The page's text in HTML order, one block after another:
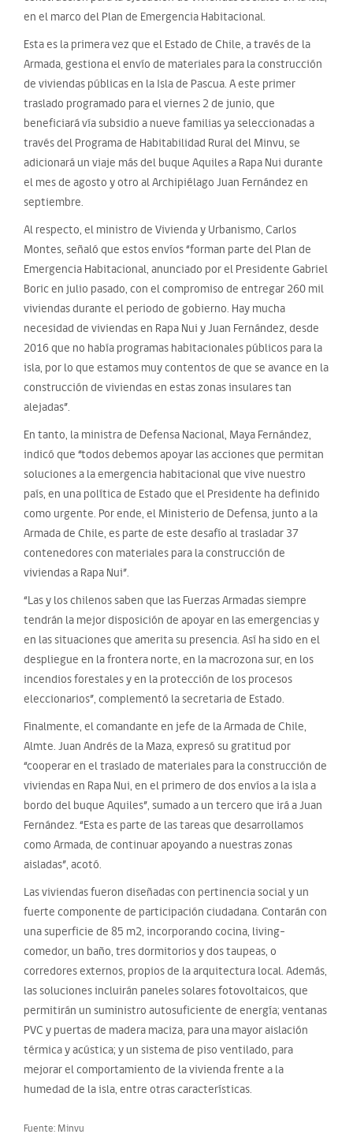
en el marco del Plan de Emergencia Habitacional.
Esta es la primera vez que el Estado de Chile, a través de la
Armada, gestiona el envío de materiales para la construcción
de viviendas públicas en la Isla de Pascua. A este primer
traslado programado para el viernes 2 de junio, que
beneficiará vía subsidio a nueve familias ya seleccionadas a
través del Programa de Habitabilidad Rural del Minvu, se
adicionará un viaje más del buque Aquiles a Rapa Nui durante
el mes de agosto y otro al Archipiélago Juan Fernández en
septiembre.
Al respecto, el ministro de Vivienda y Urbanismo, Carlos
Montes, señaló que estos envíos “forman parte del Plan de
Emergencia Habitacional, anunciado por el Presidente Gabriel
Boric en julio pasado, con el compromiso de entregar 260 mil
viviendas durante el periodo de gobierno. Hay mucha
necesidad de viviendas en Rapa Nui y Juan Fernández, desde
2016 que no había programas habitacionales públicos para la
isla, por lo que estamos muy contentos de que se avance en la
construcción de viviendas en estas zonas insulares tan
alejadas”.
En tanto, la ministra de Defensa Nacional, Maya Fernández,
indicó que “todos debemos apoyar las acciones que permitan
soluciones a la emergencia habitacional que vive nuestro
país, en una política de Estado que el Presidente ha definido
como urgente. Por ende, el Ministerio de Defensa, junto a la
Armada de Chile, es parte de este desafío al trasladar 37
contenedores con materiales para la construcción de
viviendas a Rapa Nui”.
“Las y los chilenos saben que las Fuerzas Armadas siempre
tendrán la mejor disposición de apoyar en las emergencias y
en las situaciones que amerita su presencia. Así ha sido en el
despliegue en la frontera norte, en la macrozona sur, en los
incendios forestales y en la protección de los procesos
eleccionarios”, complementó la secretaria de Estado.
Finalmente, el comandante en jefe de la Armada de Chile,
Almte. Juan Andrés de la Maza, expresó su gratitud por
“cooperar en el traslado de materiales para la construcción de
viviendas en Rapa Nui, en el primero de dos envíos a la isla a
bordo del buque Aquiles”, sumado a un tercero que irá a Juan
Fernández. “Esta es parte de las tareas que desarrollamos
como Armada, de continuar apoyando a nuestras zonas
aisladas”, acotó.
Las viviendas fueron diseñadas con pertinencia social y un
fuerte componente de participación ciudadana. Contarán con
una superficie de 85 m2, incorporando cocina, living-
comedor, un baño, tres dormitorios y dos taupeas, o
corredores externos, propios de la arquitectura local. Además,
las soluciones incluirán paneles solares fotovoltaicos, que
permitirán un suministro autosuficiente de energía; ventanas
PVC y puertas de madera maciza, para una mayor aislación
térmica y acústica; y un sistema de piso ventilado, para
mejorar el comportamiento de la vivienda frente a la
humedad de la isla, entre otras características.
Fuente: Minvu